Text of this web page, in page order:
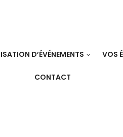
D’ÉVÉNEMENTS VOS
CONTACT